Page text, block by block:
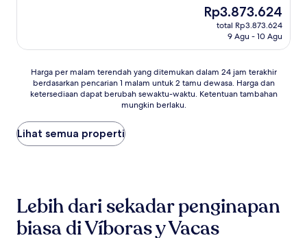
ulasan)
Harga
sekarang
Rp3.873.624
Rp3.873.624
total Rp3.873.624
9 Agu - 10 Agu
Harga
malam
yang
ditemukan
dalam
berdasarkan
pencarian
1
malam
Harga per malam terendah yang ditemukan dalam 24 jam terakhir
berdasarkan pencarian 1 malam untuk 2 tamu dewasa. Harga dan
ketersediaan dapat berubah sewaktu-waktu. Ketentuan tambahan
mungkin berlaku.
Lihat semua properti
Lebih dari sekadar penginapan
biasa di Víboras y Vacas